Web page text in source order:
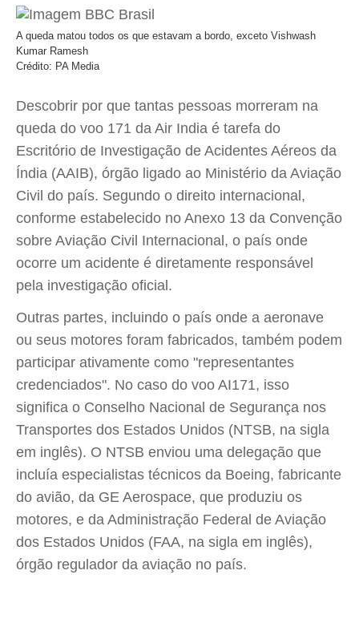
A queda matou todos os que estavam a bordo, exceto Vishwash
Kumar Ramesh
Crédito: PA Media
Descobrir por que tantas pessoas morreram na
queda do voo 171 da Air India é tarefa do
Escritório de Investigação de Acidentes Aéreos da
Índia (AAIB), órgão ligado ao Ministério da Aviação
Civil do país. Segundo o direito internacional,
conforme estabelecido no Anexo 13 da Convenção
sobre Aviação Civil Internacional, o país onde
ocorre um acidente é diretamente responsável
pela investigação oficial.
Outras partes, incluindo o país onde a aeronave
ou seus motores foram fabricados, também podem
participar ativamente como "representantes
credenciados". No caso do voo AI171, isso
significa o Conselho Nacional de Segurança nos
Transportes dos Estados Unidos (NTSB, na sigla
em inglês). O NTSB enviou uma delegação que
incluía especialistas técnicos da Boeing, fabricante
do avião, da GE Aerospace, que produziu os
motores, e da Administração Federal de Aviação
dos Estados Unidos (FAA, na sigla em inglês),
órgão regulador da aviação no país.